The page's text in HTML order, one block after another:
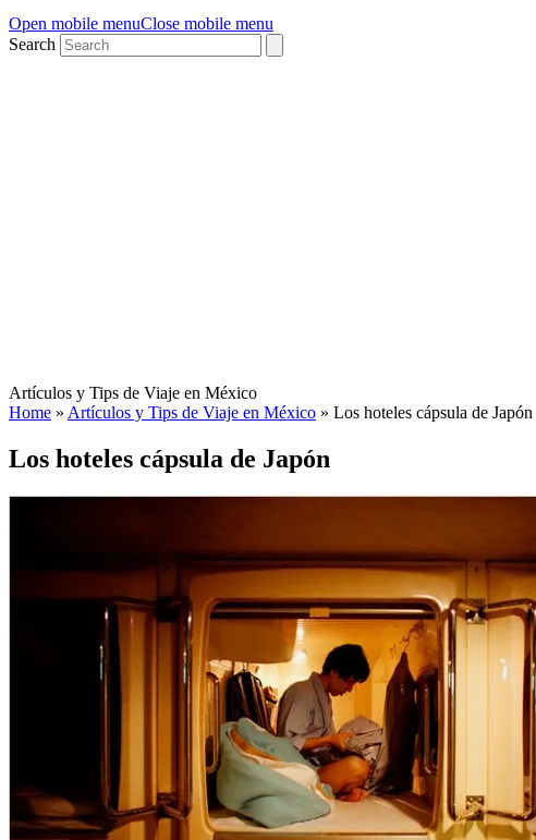
Open mobile menuClose mobile menu
Search
Artículos y Tips de Viaje en México
Home » Artículos y Tips de Viaje en México » Los hoteles cápsula de Japón
Los hoteles cápsula de Japón